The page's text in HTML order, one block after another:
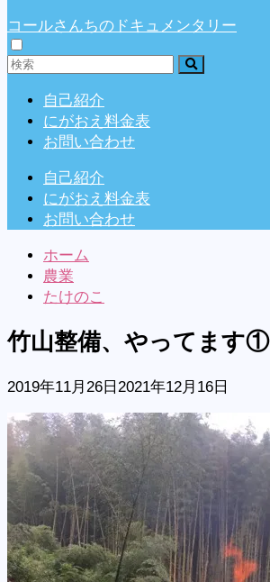
コールさんちのドキュメンタリー
自己紹介
にがおえ料金表
お問い合わせ
自己紹介
にがおえ料金表
お問い合わせ
ホーム
農業
たけのこ
竹山整備、やってます①
2019年11月26日 2021年12月16日